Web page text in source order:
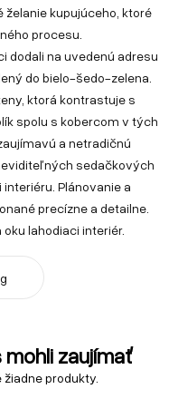
kupujúceho, ktoré
procesu.
dodali na uvedenú adresu
do bielo-šedo-zelena.
ktorá kontrastuje s
spolu s kobercom v tých
a netradičnú
sedačkových
Plánovanie a
precízne a detailne.
lahodiaci interiér.
zaujímať
produkty.